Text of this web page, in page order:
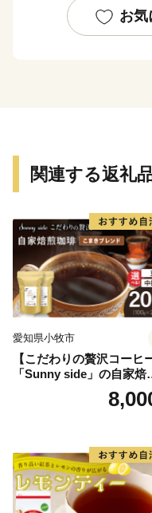
お気
関連する返礼
愛知県小牧市
【こだわりの贅沢コーヒ
「Sunny side」の自家焙
琲こまきブレンド（200g